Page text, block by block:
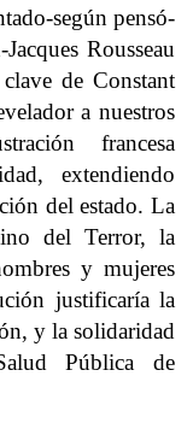
según pensó-
Rousseau
de Constant
a nuestros
francesa
extendiendo
del estado. La
del Terror, la
y mujeres
justificaría la
y la solidaridad
Pública de